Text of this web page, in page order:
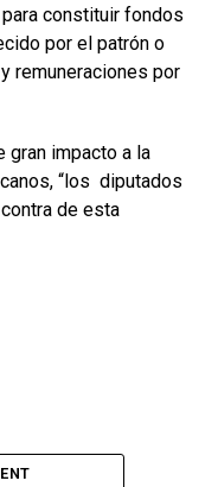
constituir fondos
por el patrón o
remuneraciones por
gran impacto a la
“los diputados
de esta